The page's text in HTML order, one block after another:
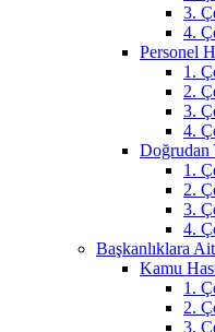
3.
4.
Personel
1.
2.
3.
4.
1.
2.
3.
4.
Başkanlıklara
Kamu
1.
2.
3.